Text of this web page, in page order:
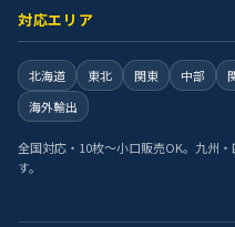
対応エリア
北海道 東北 関東 中部
海外輸出
全国対応・10枚〜小口販売OK。九州
す。